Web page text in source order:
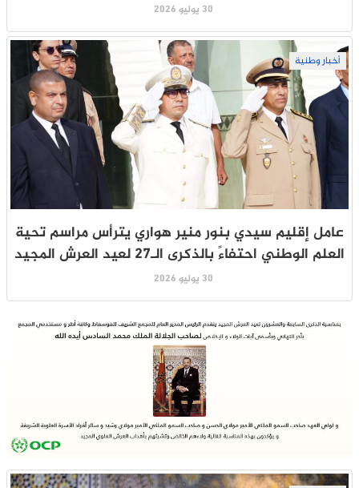
30 يوليو 2026
أخبار وطنية
عامل إقليم سيدي بنور منير هواري يترأس مراسم تحية
العلم الوطني احتفاءً بالذكرى الـ27 لعيد العرش المجيد
30 يوليو 2026